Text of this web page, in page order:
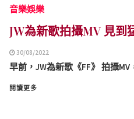
音樂娛樂
JW為新歌拍攝MV 見到
30/08/2022
早前，JW為新歌《FF》 拍攝
閱讀更多